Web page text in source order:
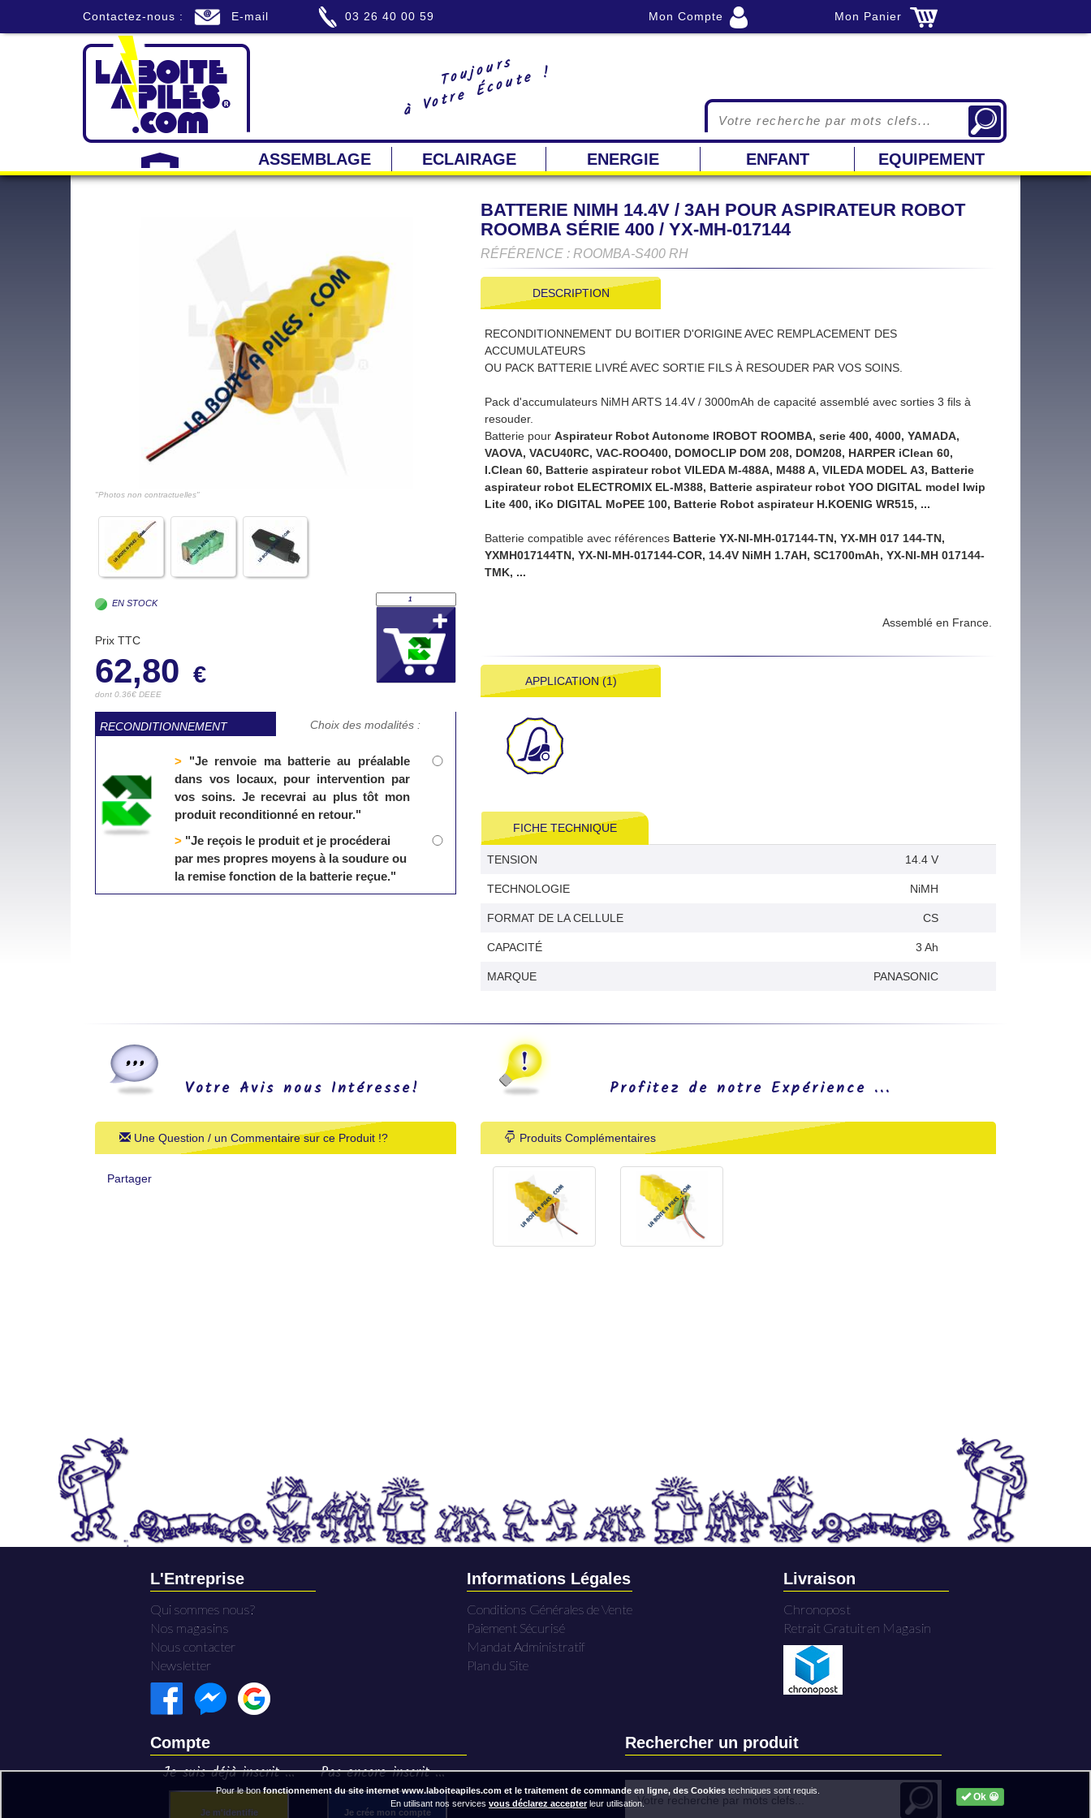
Contactez-nous : E-mail 03 26 40 00 59 Mon Compte Mon Panier
Toujours
à Votre Écoute !
ASSEMBLAGE ECLAIRAGE ENERGIE ENFANT EQUIPEMENT
BATTERIE NIMH 14.4V / 3AH POUR ASPIRATEUR ROBOT
ROOMBA SÉRIE 400 / YX-MH-017144
RÉFÉRENCE : ROOMBA-S400 RH
"Photos non contractuelles"
EN STOCK
Prix TTC
62,80 €
dont 0.36€ DEEE
RECONDITIONNEMENT Choix des modalités :
> "Je renvoie ma batterie au préalable
dans vos locaux, pour intervention par
vos soins. Je recevrai au plus tôt mon
produit reconditionné en retour."
> "Je reçois le produit et je procéderai
par mes propres moyens à la soudure ou
la remise fonction de la batterie reçue."
DESCRIPTION
RECONDITIONNEMENT DU BOITIER D'ORIGINE AVEC REMPLACEMENT DES
ACCUMULATEURS
OU PACK BATTERIE LIVRÉ AVEC SORTIE FILS À RESOUDER PAR VOS SOINS.
Pack d'accumulateurs NiMH ARTS 14.4V / 3000mAh de capacité assemblé avec sorties 3 fils à
resouder.
Batterie pour Aspirateur Robot Autonome IROBOT ROOMBA, serie 400, 4000, YAMADA,
VAOVA, VACU40RC, VAC-ROO400, DOMOCLIP DOM 208, DOM208, HARPER iClean 60,
I.Clean 60, Batterie aspirateur robot VILEDA M-488A, M488 A, VILEDA MODEL A3, Batterie
aspirateur robot ELECTROMIX EL-M388, Batterie aspirateur robot YOO DIGITAL model Iwip
Lite 400, iKo DIGITAL MoPEE 100, Batterie Robot aspirateur H.KOENIG WR515, ...
Batterie compatible avec références Batterie YX-NI-MH-017144-TN, YX-MH 017 144-TN,
YXMH017144TN, YX-NI-MH-017144-COR, 14.4V NiMH 1.7AH, SC1700mAh, YX-NI-MH 017144-
TMK, ...
Assemblé en France.
APPLICATION (1)
FICHE TECHNIQUE
TENSION 14.4 V
TECHNOLOGIE NiMH
FORMAT DE LA CELLULE CS
CAPACITÉ 3 Ah
MARQUE PANASONIC
Votre Avis nous Intéresse!
Une Question / un Commentaire sur ce Produit !?
Partager
Profitez de notre Expérience ...
Produits Complémentaires
L'Entreprise
Qui sommes nous?
Nos magasins
Nous contacter
Newsletter
Informations Légales
Conditions Générales de Vente
Paiement Sécurisé
Mandat Administratif
Plan du Site
Livraison
Chronopost
Retrait Gratuit en Magasin
Compte
Je suis déjà inscrit ...
Je m'identifie
Pas encore inscrit ...
Je crée mon compte
Rechercher un produit
Ok 😀
Pour le bonfonctionnement du site internet www.laboiteapiles.com et le traitement de commande en ligne, des Cookiestechniques sont requis.
En utilisant nos services vous déclarez accepterleur utilisation.